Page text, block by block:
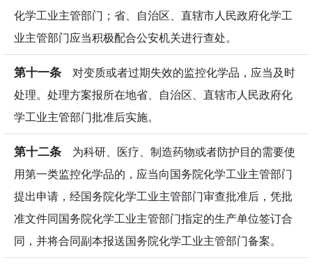
化学工业主管部门；省、自治区、直辖市人民政府化学工
业主管部门应当积极配合公安机关进行查处。
第十一条 对变质或者过期失效的监控化学品，应当及时
处理。处理方案报所在地省、自治区、直辖市人民政府化
学工业主管部门批准后实施。
第十二条 为科研、医疗、制造药物或者防护目的需要使
用第一类监控化学品的，应当向国务院化学工业主管部门
提出申请，经国务院化学工业主管部门审查批准后，凭批
准文件同国务院化学工业主管部门指定的生产单位签订合
同，并将合同副本报送国务院化学工业主管部门备案。